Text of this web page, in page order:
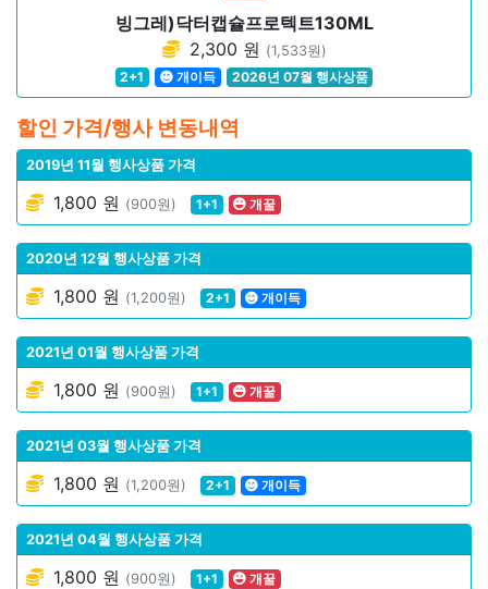
빙그레)닥터캡슐프로텍트130ML
2,300 원 (1,533원)
2+1
개이득 2026년 07월 행사상품
할인 가격/행사 변동내역
2019년 11월 행사상품 가격
1,800 원 (900원) 1+1 개꿀
2020년 12월 행사상품 가격
1,800 원 (1,200원) 2+1 개이득
2021년 01월 행사상품 가격
1,800 원 (900원) 1+1 개꿀
2021년 03월 행사상품 가격
1,800 원 (1,200원) 2+1 개이득
2021년 04월 행사상품 가격
1,800 원 (900원) 1+1 개꿀